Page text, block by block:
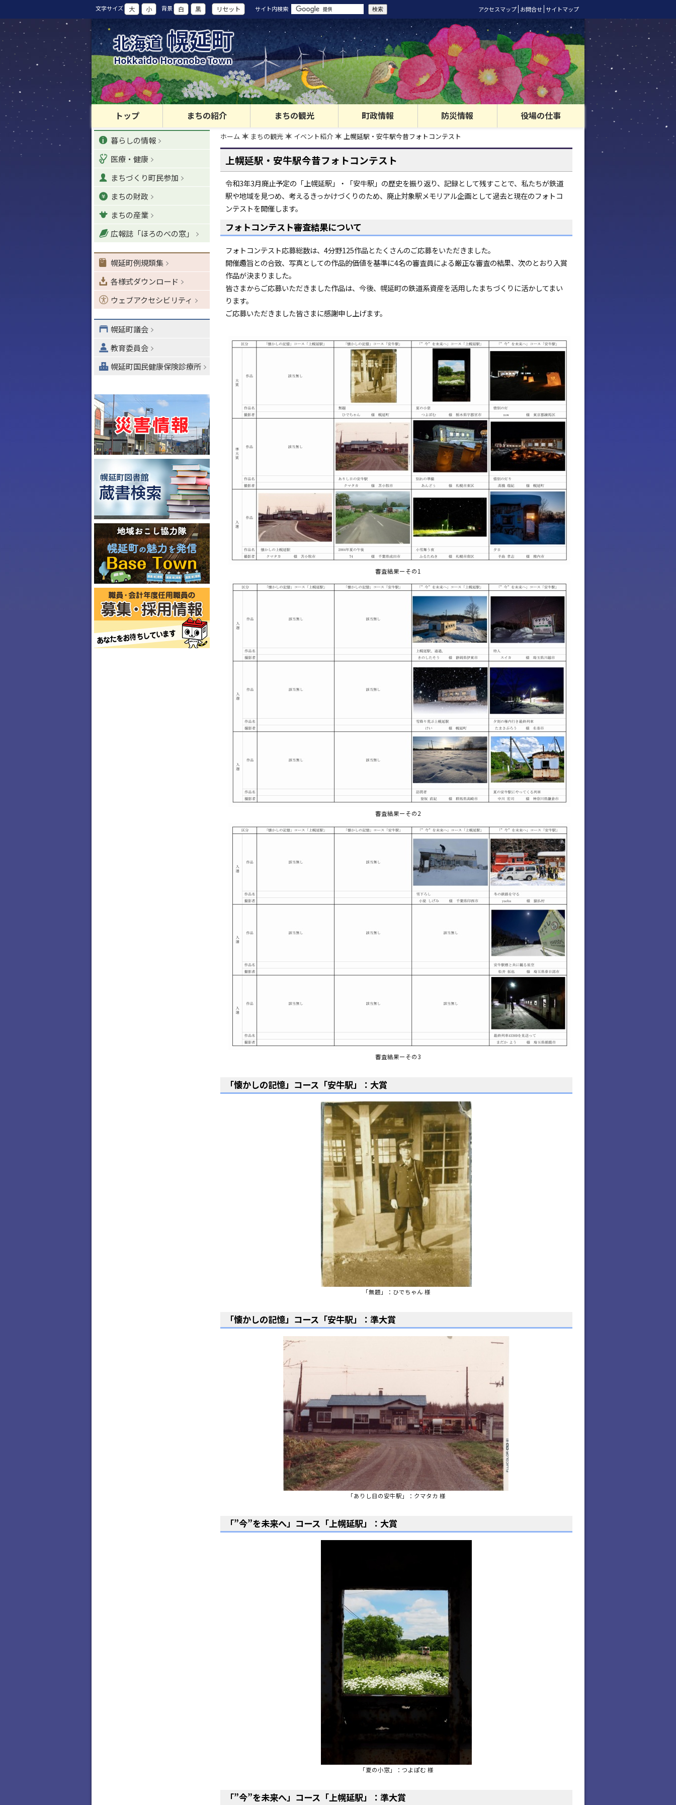
へ
カ
テ
・
メ
ニ
ー
北海道 幌延町
Hokkaido Horonobe Town
文字サイズ 大 小 背景 白 黒 リセット サイト内検索 アクセスマップ お問合せ サイトマップ
トップ まちの紹介 まちの観光 町政情報 防災情報 役場の仕事
現
在
位
階
ホーム まちの観光 イベント紹介 上幌延駅・安牛駅今昔フォトコンテスト
上幌延駅・安牛駅今昔フォトコンテスト
令和3年3月廃止予定の「上幌延駅」・「安牛駅」の歴史を振り返り、記録として残すことで、私たちが鉄道
駅や地域を見つめ、考えるきっかけづくりのため、廃止対象駅メモリアル企画として過去と現在のフォトコ
ンテストを開催します。
フォトコンテスト審査結果について
フォトコンテスト応募総数は、4分野125作品とたくさんのご応募をいただきました。
開催趣旨との合致、写真としての作品的価値を基準に4名の審査員による厳正な審査の結果、次のとおり入賞
作品が決まりました。
皆さまからご応募いただきました作品は、今後、幌延町の鉄道系資産を活用したまちづくりに活かしてまい
ります。
ご応募いただきました皆さまに感謝申し上げます。
審査結果ーその1
審査結果ーその2
審査結果ーその3
「懐かしの記憶」コース「安牛駅」：大賞
「無題」：ひでちゃん 様
「懐かしの記憶」コース「安牛駅」：準大賞
「ありし日の安牛駅」：クマタカ 様
「”今”を未来へ」コース「上幌延駅」：大賞
「夏の小窓」：つよぽむ 様
「”今”を未来へ」コース「上幌延駅」：準大賞
カ
テ
ゴ
リ
ー
暮らしの情報
医療・健康
まちづくり町民参加
まちの財政
まちの産業
広報誌「ほろのべの窓」
幌延町例規類集
各様式ダウンロード
ウェブアクセシビリティ
幌延町議会
教育委員会
幌延町国民健康保険診療所